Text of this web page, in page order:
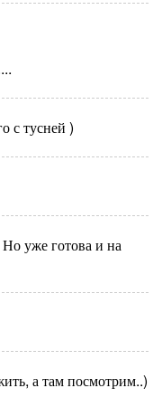
с тусней )
уже готова и на
а там посмотрим..)